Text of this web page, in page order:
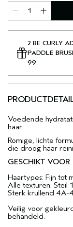
2 BE CURLY
PADDLE
99
Voedende
haar.
Romige, lichte
die droog haar
GESCHIKT VOOR
Haartypes: Fijn tot
Alle texturen: Steil
Sterk krullend 4A-
Veilig voor
behandeld.